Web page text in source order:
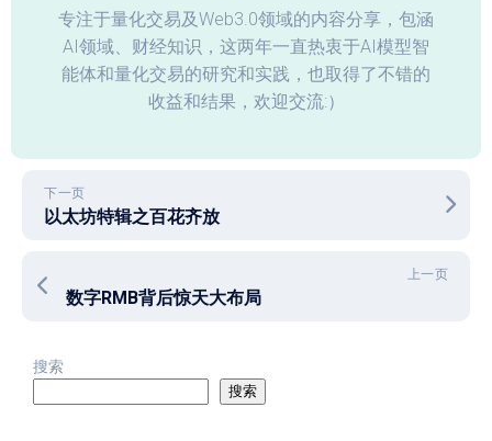
专注于量化交易及Web3.0领域的内容分享，包涵
AI领域、财经知识，这两年一直热衷于AI模型智
能体和量化交易的研究和实践，也取得了不错的
收益和结果，欢迎交流:）
下一页
以太坊特辑之百花齐放
上一页
数字RMB背后惊天大布局
搜索
搜索